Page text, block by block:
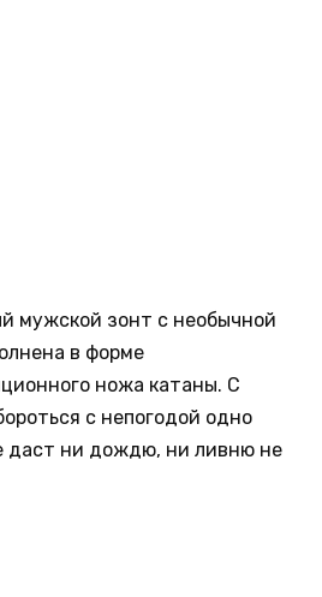
мужской зонт с необычной
в форме
ножа катаны. С
с непогодой одно
даст ни дождю, ни ливню не